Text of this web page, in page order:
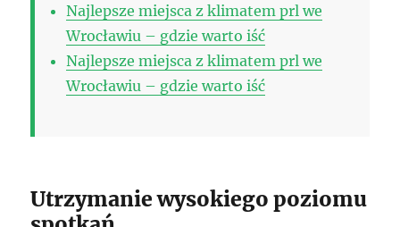
Najlepsze miejsca z klimatem prl we
Wrocławiu – gdzie warto iść
Najlepsze miejsca z klimatem prl we
Wrocławiu – gdzie warto iść
Utrzymanie wysokiego poziomu